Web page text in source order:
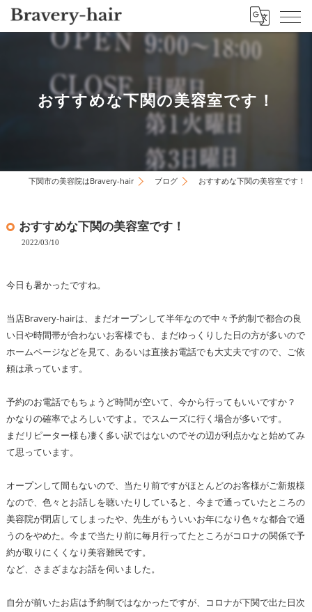
おすすめな下関の美容室です！
下関市の美容院はBravery-hair ブログ おすすめな下関の美容室です！
おすすめな下関の美容室です！
2022/03/10
今日も暑かったですね。
当店Bravery-hairは、まだオープンして半年なので中々予約制で都合の良
い日や時間帯が合わないお客様でも、まだゆっくりした日の方が多いので
ホームページなどを見て、あるいは直接お電話でも大丈夫ですので、ご依
頼は承っています。
予約のお電話でもちょうど時間が空いて、今から行ってもいいですか？
かなりの確率でよろしいですよ。でスムーズに行く場合が多いです。
まだリピーター様も凄く多い訳ではないのでその辺が利点かなと始めてみ
て思っています。
オープンして間もないので、当たり前ですがほとんどのお客様がご新規様
なので、色々とお話しを聴いたりしていると、今まで通っていたところの
美容院が閉店してしまったや、先生がもういいお年になり色々な都合で通
うのをやめた。今まで当たり前に毎月行ってたところがコロナの関係で予
約が取りにくくなり美容難民です。
など、さまざまなお話を伺いました。
自分が前いたお店は予約制ではなかったですが、コロナが下関で出た日次